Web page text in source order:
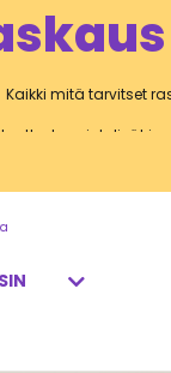
Kaikki mitä tarvitset
ravintolisät ja